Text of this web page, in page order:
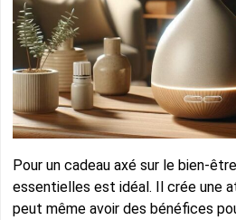
Pour un cadeau axé sur le bien-
essentielles est idéal. Il crée une
peut même avoir des bénéfices